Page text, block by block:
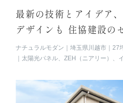
最新の技術とアイデア
デザインも 住協建設の
応住宅
ナチュラルモダン 埼玉県川越市
27
太陽光パネル、ZEH（ニアリー）、